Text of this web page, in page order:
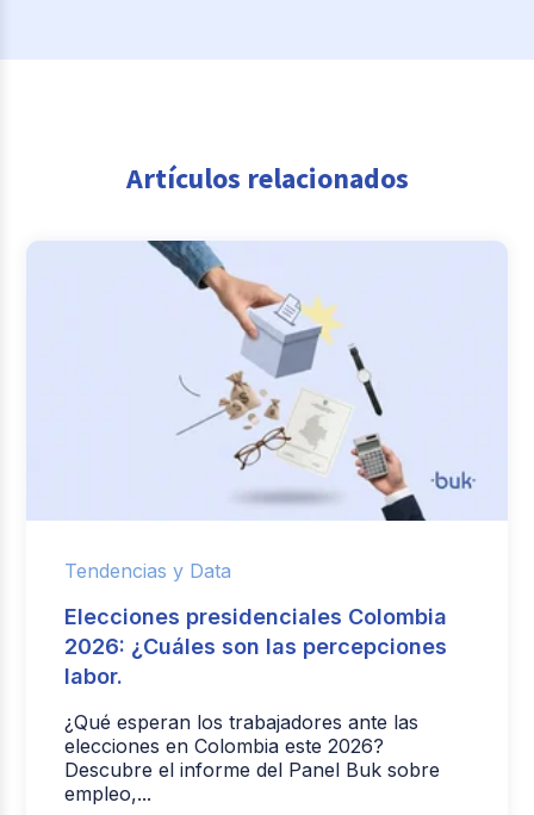
Artículos relacionados
Tendencias y Data
Elecciones presidenciales Colombia
2026: ¿Cuáles son las percepciones
labor.
¿Qué esperan los trabajadores ante las
elecciones en Colombia este 2026?
Descubre el informe del Panel Buk sobre
empleo,...